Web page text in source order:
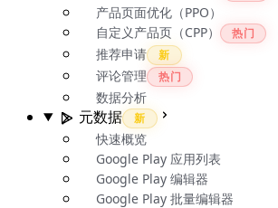
产品页面优化（PPO）
自定义产品页（CPP）
热门
推荐申请 新
评论管理 热门
数据分析
元数据 新
快速概览
Google Play 应用列表
Google Play 编辑器
Google Play 批量编辑器